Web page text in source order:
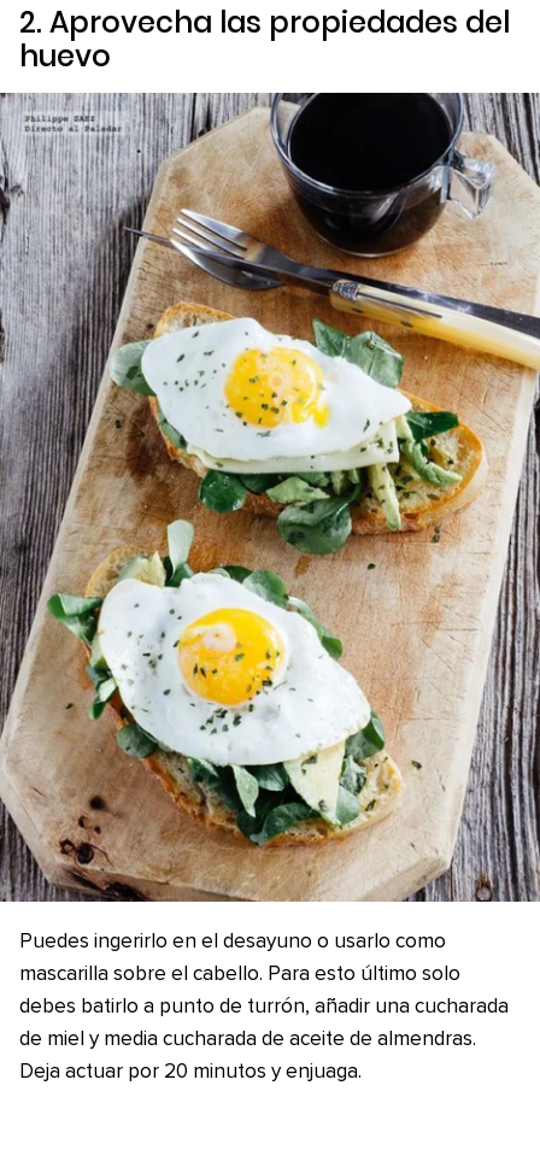
2. Aprovecha las propiedades del
huevo
Puedes ingerirlo en el desayuno o usarlo como
mascarilla sobre el cabello. Para esto último solo
debes batirlo a punto de turrón, añadir una cucharada
de miel y media cucharada de aceite de almendras.
Deja actuar por 20 minutos y enjuaga.